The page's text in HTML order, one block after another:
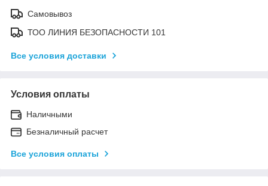
Самовывоз
ТОО ЛИНИЯ БЕЗОПАСНОСТИ 101
Все условия доставки
Условия оплаты
Наличными
Безналичный расчет
Все условия оплаты